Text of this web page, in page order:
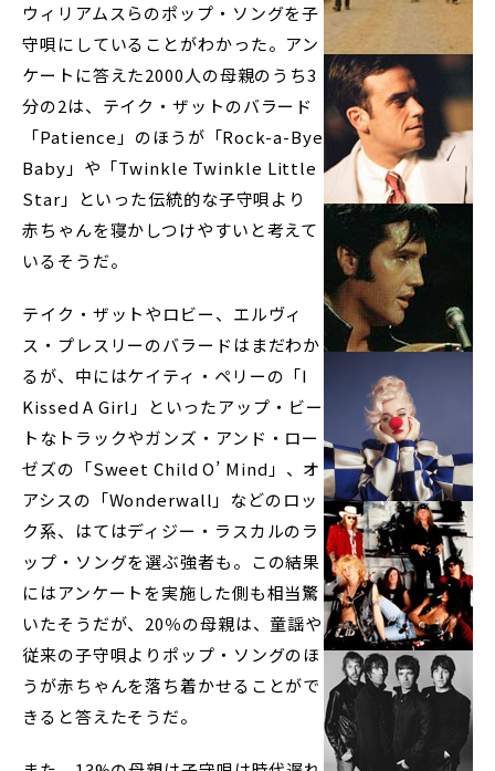
ウィリアムスらのポップ・ソングを子
守唄にしていることがわかった。アン
ケートに答えた2000人の母親のうち3
分の2は、テイク・ザットのバラード
「Patience」のほうが「Rock-a-Bye
Baby」や「Twinkle Twinkle Little
Star」といった伝統的な子守唄より
赤ちゃんを寝かしつけやすいと考えて
いるそうだ。
テイク・ザットやロビー、エルヴィ
ス・プレスリーのバラードはまだわか
るが、中にはケイティ・ペリーの「I
Kissed A Girl」といったアップ・ビー
トなトラックやガンズ・アンド・ロー
ゼズの「Sweet Child O’ Mind」、オ
アシスの「Wonderwall」などのロッ
ク系、はてはディジー・ラスカルのラ
ップ・ソングを選ぶ強者も。この結果
にはアンケートを実施した側も相当驚
いたそうだが、20％の母親は、童謡や
従来の子守唄よりポップ・ソングのほ
うが赤ちゃんを落ち着かせることがで
きると答えたそうだ。